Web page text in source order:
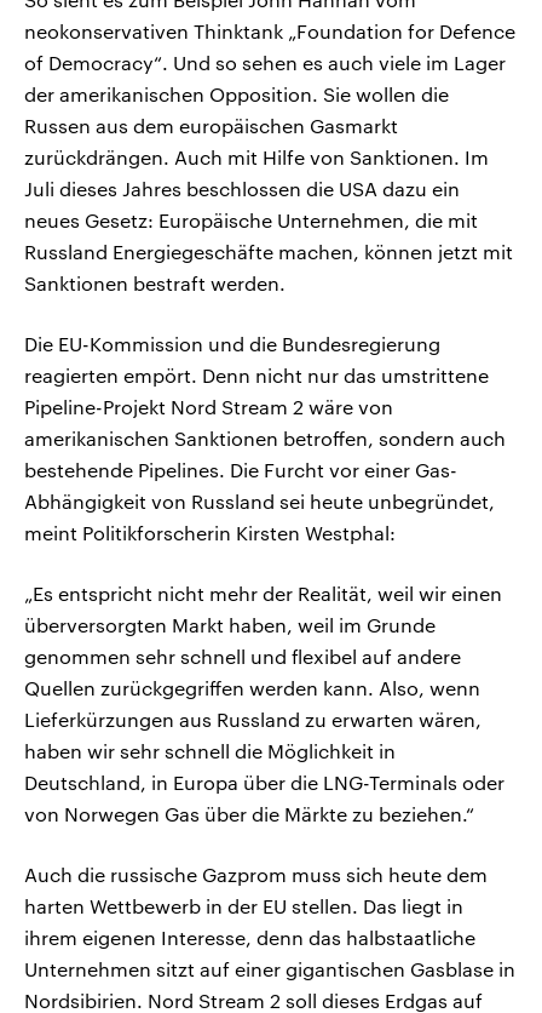
neokonservativen Thinktank „Foundation for Defence
of Democracy“. Und so sehen es auch viele im Lager
der amerikanischen Opposition. Sie wollen die
Russen aus dem europäischen Gasmarkt
zurückdrängen. Auch mit Hilfe von Sanktionen. Im
Juli dieses Jahres beschlossen die USA dazu ein
neues Gesetz: Europäische Unternehmen, die mit
Russland Energiegeschäfte machen, können jetzt mit
Sanktionen bestraft werden.
Die EU-Kommission und die Bundesregierung
reagierten empört. Denn nicht nur das umstrittene
Pipeline-Projekt Nord Stream 2 wäre von
amerikanischen Sanktionen betroffen, sondern auch
bestehende Pipelines. Die Furcht vor einer Gas-
Abhängigkeit von Russland sei heute unbegründet,
meint Politikforscherin Kirsten Westphal:
„Es entspricht nicht mehr der Realität, weil wir einen
überversorgten Markt haben, weil im Grunde
genommen sehr schnell und flexibel auf andere
Quellen zurückgegriffen werden kann. Also, wenn
Lieferkürzungen aus Russland zu erwarten wären,
haben wir sehr schnell die Möglichkeit in
Deutschland, in Europa über die LNG-Terminals oder
von Norwegen Gas über die Märkte zu beziehen.“
Auch die russische Gazprom muss sich heute dem
harten Wettbewerb in der EU stellen. Das liegt in
ihrem eigenen Interesse, denn das halbstaatliche
Unternehmen sitzt auf einer gigantischen Gasblase in
Nordsibirien. Nord Stream 2 soll dieses Erdgas auf